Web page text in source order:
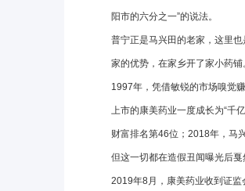
阳市的六分之一”的说法。
普宁正是马兴田的老家，这里
家的优势，在家乡开了家小药铺
1997年，凭借敏锐的市场嗅觉
上市的康美药业一度成长为“千
财富排名第46位；2018年，马
但这一切都在造假丑闻曝光后戛
2019年8月，康美药业收到证